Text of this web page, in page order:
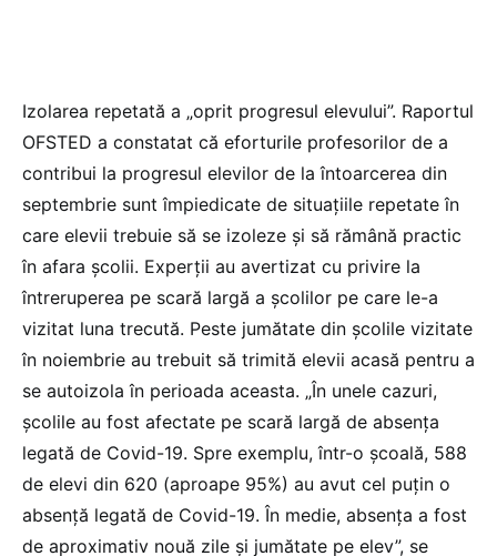
Izolarea repetată a „oprit progresul elevului”. Raportul
OFSTED a constatat că eforturile profesorilor de a
contribui la progresul elevilor de la întoarcerea din
septembrie sunt împiedicate de situațiile repetate în
care elevii trebuie să se izoleze și să rămână practic
în afara școlii. Experții au avertizat cu privire la
întreruperea pe scară largă a școlilor pe care le-a
vizitat luna trecută. Peste jumătate din școlile vizitate
în noiembrie au trebuit să trimită elevii acasă pentru a
se autoizola în perioada aceasta. „În unele cazuri,
școlile au fost afectate pe scară largă de absența
legată de Covid-19. Spre exemplu, într-o școală, 588
de elevi din 620 (aproape 95%) au avut cel puțin o
absență legată de Covid-19. În medie, absența a fost
de aproximativ nouă zile și jumătate pe elev”, se